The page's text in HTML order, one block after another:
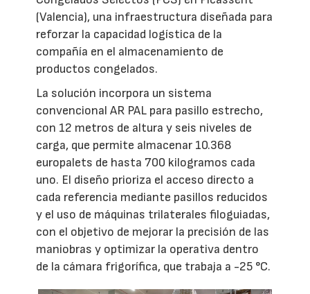
(Valencia), una infraestructura diseñada para
reforzar la capacidad logística de la
compañía en el almacenamiento de
productos congelados.
La solución incorpora un sistema
convencional AR PAL para pasillo estrecho,
con 12 metros de altura y seis niveles de
carga, que permite almacenar 10.368
europalets de hasta 700 kilogramos cada
uno. El diseño prioriza el acceso directo a
cada referencia mediante pasillos reducidos
y el uso de máquinas trilaterales filoguiadas,
con el objetivo de mejorar la precisión de las
maniobras y optimizar la operativa dentro
de la cámara frigorífica, que trabaja a -25 °C.